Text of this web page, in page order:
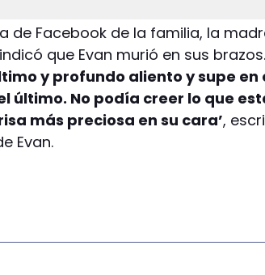
de Facebook de la familia, la
que Evan murió en sus
y profundo aliento y supe
último. No podía creer lo que
más preciosa en su cara’,
Evan.